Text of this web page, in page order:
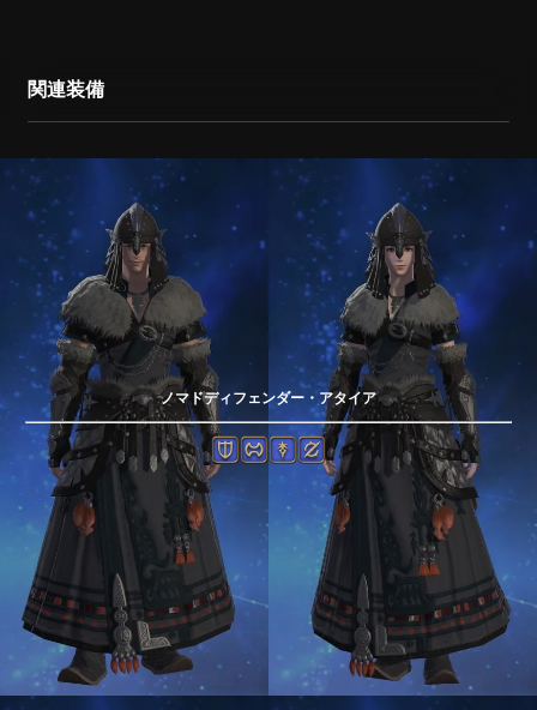
関連装備
ノマドディフェンダー・アタイア